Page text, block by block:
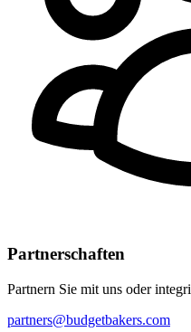
Partnerschaften
Partnern Sie mit uns oder
partners@budgetbakers.com